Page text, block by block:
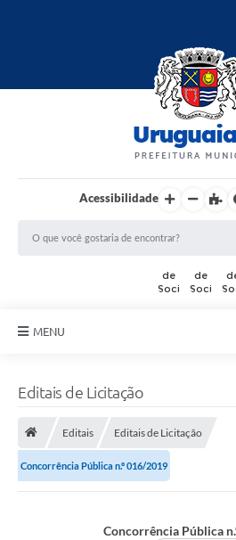
Acessibilidade
MENU
Editais de Licitação
Editais Editais de Licitação
Concorrência Pública n.º 016/2019
Concorrência Pública